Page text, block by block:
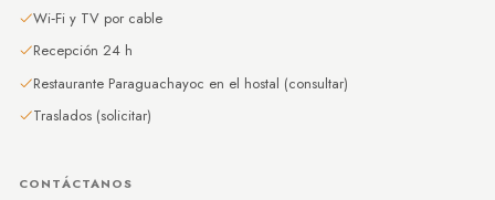
Wi‑Fi y TV por cable
Recepción 24 h
Restaurante Paraguachayoc en el hostal (consultar)
Traslados (solicitar)
CONTÁCTANOS